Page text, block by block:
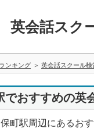
英会話スク
ンキング 英会話スクール検
でおすすめの英
町駅周辺にあるお